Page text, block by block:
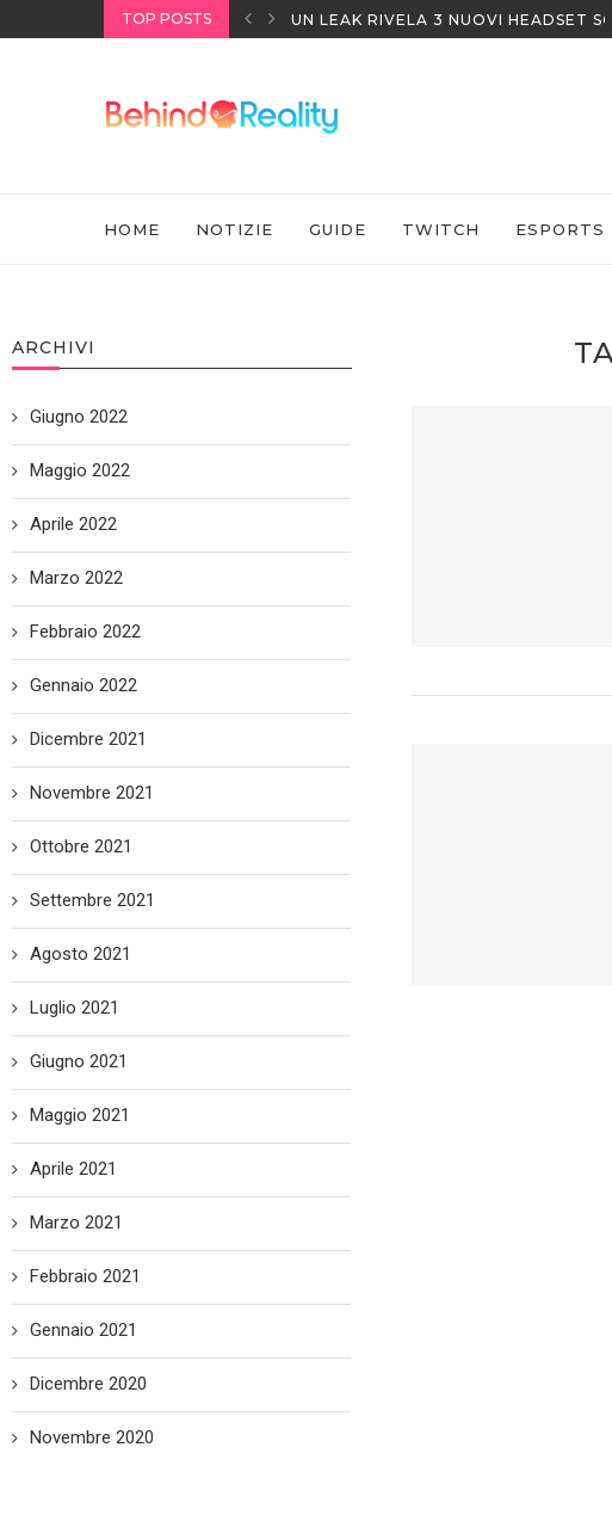
TOP POSTS UN LEAK RIVELA 3 NUOVI HEADSET
HOME NOTIZIE GUIDE TWITCH ESPORTS
ARCHIVI
Giugno 2022
Maggio 2022
Aprile 2022
Marzo 2022
Febbraio 2022
Gennaio 2022
Dicembre 2021
Novembre 2021
Ottobre 2021
Settembre 2021
Agosto 2021
Luglio 2021
Giugno 2021
Maggio 2021
Aprile 2021
Marzo 2021
Febbraio 2021
Gennaio 2021
Dicembre 2020
Novembre 2020